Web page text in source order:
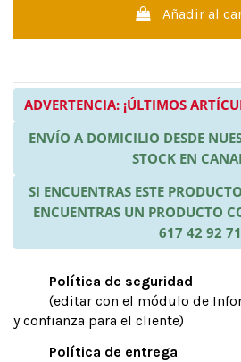
Añadir al
ADVERTENCIA: ¡ÚLTIMOS
ENVÍO A DOMICILIO DESDE
STOCK EN
SI ENCUENTRAS ESTE
ENCUENTRAS UN PRODUCTO
617 42 92 71
Política de seguridad
(editar con el módulo de
y confianza para el cliente)
Política de entrega